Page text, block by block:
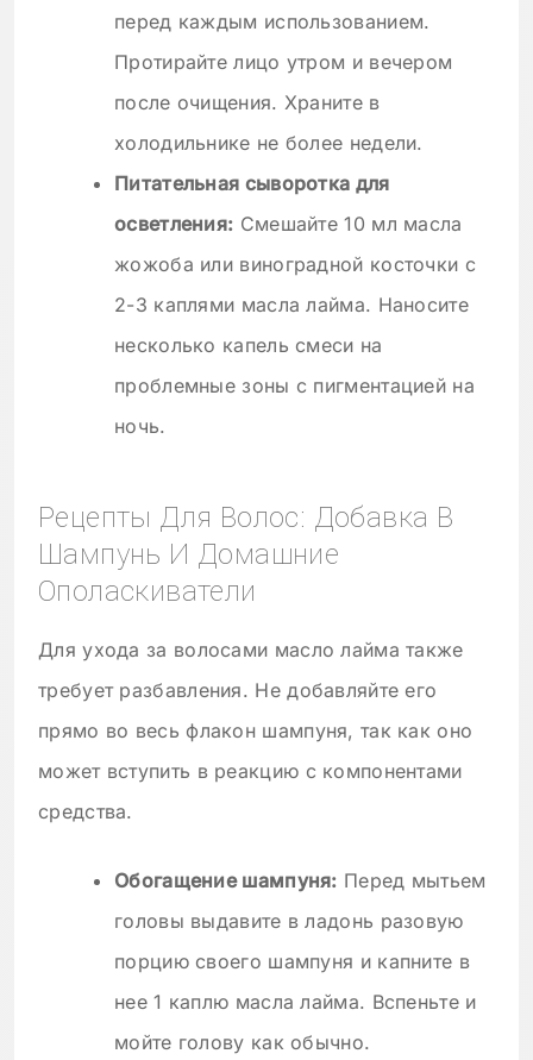
перед каждым использованием.
Протирайте лицо утром и вечером
после очищения. Храните в
холодильнике не более недели.
Питательная сыворотка для
осветления: Смешайте 10 мл масла
жожоба или виноградной косточки с
2-3 каплями масла лайма. Наносите
несколько капель смеси на
проблемные зоны с пигментацией на
ночь.
Рецепты Для Волос: Добавка В
Шампунь И Домашние
Ополаскиватели
Для ухода за волосами масло лайма также
требует разбавления. Не добавляйте его
прямо во весь флакон шампуня, так как оно
может вступить в реакцию с компонентами
средства.
Обогащение шампуня: Перед мытьем
головы выдавите в ладонь разовую
порцию своего шампуня и капните в
нее 1 каплю масла лайма. Вспеньте и
мойте голову как обычно.